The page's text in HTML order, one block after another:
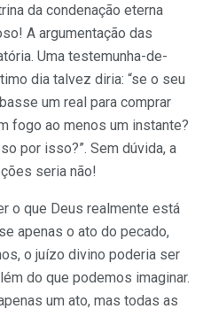
da condenação eterna
A argumentação das
Uma testemunha-de-
dia talvez diria: “se o seu
um real para comprar
fogo ao menos um instante?
por isso?”. Sem dúvida, a
seria não!
o que Deus realmente está
apenas o ato do pecado,
o juízo divino poderia ser
do que podemos imaginar.
um ato, mas todas as